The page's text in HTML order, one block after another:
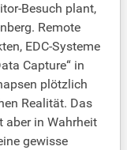
Besuch plant,
Remote
EDC-Systeme
Capture“ in
plötzlich
Realität. Das
aber in Wahrheit
gewisse